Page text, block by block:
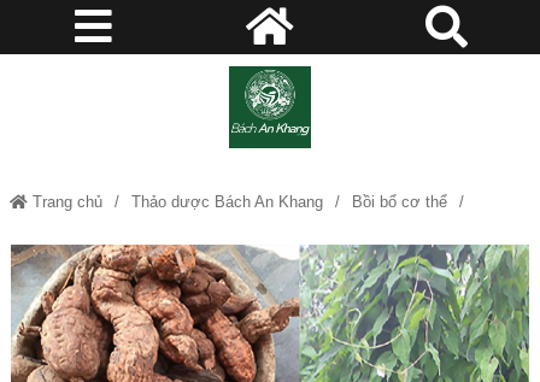
Trang chủ Thảo dược Bách An Khang Bồi bổ cơ thể
Đồ ngâm rượu Hà Thủ Ô - Thảo dược Bách An Khang - JD011 hathuo